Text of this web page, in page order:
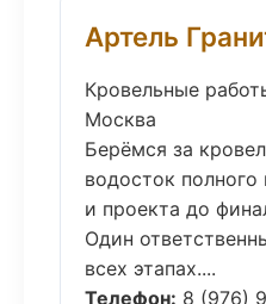
Артель
Кровельные
Москва
Берёмся за
водосток
и проекта до
Один
всех этапах....
Телефон: 8 (976)